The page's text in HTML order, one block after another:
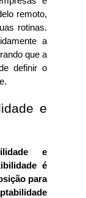
remoto,
rotinas.
a
que a
definir o
e
e
é
para